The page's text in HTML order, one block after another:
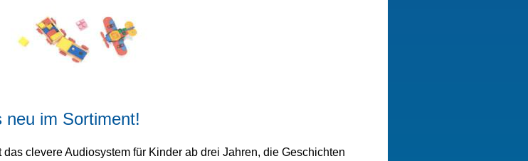
neu im Sortiment!
das clevere Audiosystem für Kinder ab drei Jahren, die Geschichten